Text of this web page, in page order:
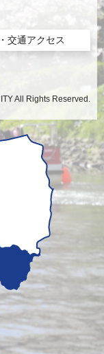
交通アクセス
All Rights Reserved.